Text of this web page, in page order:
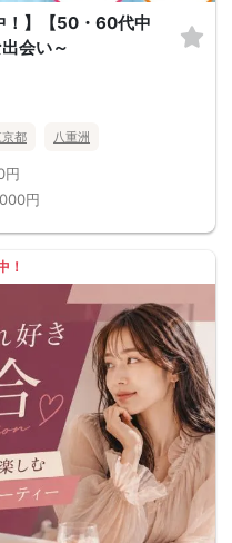
！】【50・60代中
会い～
都 八重洲
円
円
！